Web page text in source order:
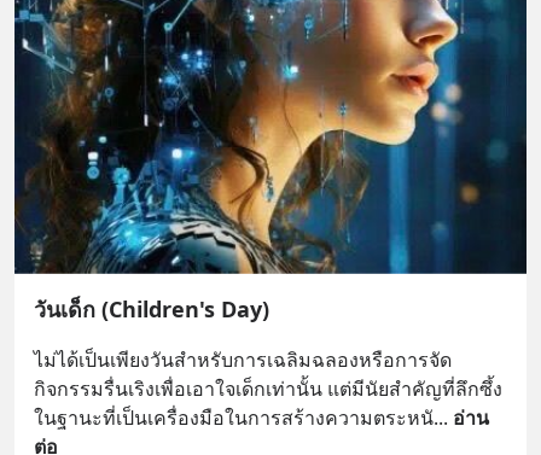
วันเด็ก (Children's Day)
ไม่ได้เป็นเพียงวันสำหรับการเฉลิมฉลองหรือการจัด
กิจกรรมรื่นเริงเพื่อเอาใจเด็กเท่านั้น แต่มีนัยสำคัญที่ลึกซึ้ง
ในฐานะที่เป็นเครื่องมือในการสร้างความตระหนั... อ่าน
ต่อ